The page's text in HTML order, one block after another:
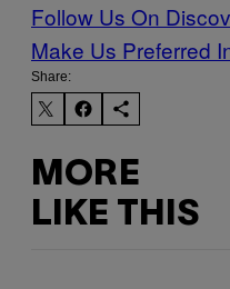
Follow Us On
Make Us Preferred
Share:
MORE
LIKE THIS